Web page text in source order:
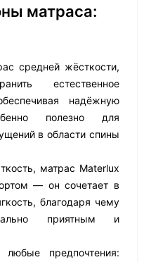
матраса:
средней жёсткости,
естественное
надёжную
полезно для
в области спины
матрас Materlux
— он сочетает в
благодаря чему
приятным и
предпочтения: